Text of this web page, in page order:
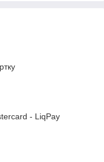
- LiqPay